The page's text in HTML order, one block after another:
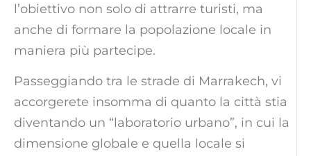
l’obiettivo non solo di attrarre turisti, ma
anche di formare la popolazione locale in
maniera più partecipe.
Passeggiando tra le strade di Marrakech, vi
accorgerete insomma di quanto la città stia
diventando un “laboratorio urbano”, in cui la
dimensione globale e quella locale si